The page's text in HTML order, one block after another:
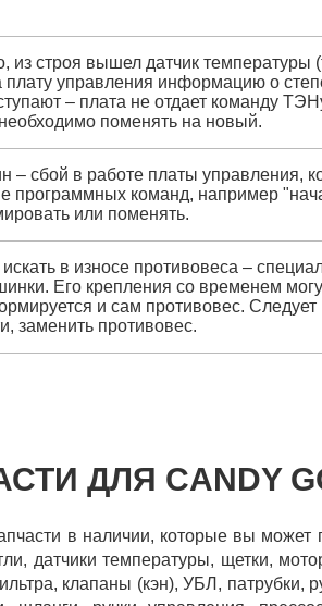
из строя вышел датчик температуры
плату управления информацию о
– плата не отдает команду
поменять на новый.
– сбой в работе платы управления,
программных команд, например
или поменять.
в износе противовеса –
Его крепления со временем
и сам противовес.
заменить противовес.
ДЛЯ CANDY
в наличии, которые вы может
датчики температуры, щетки,
клапаны (кэн), УБЛ, патрубки,